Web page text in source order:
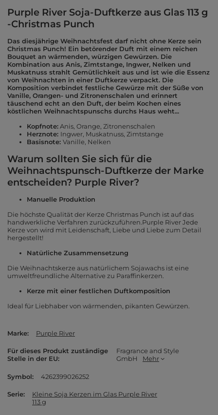
Purple River Soja-Duftkerze aus Glas 113 g
-Christmas Punch
Das diesjährige Weihnachtsfest darf nicht ohne Kerze sein
Christmas Punch! Ein betörender Duft mit einem reichen
Bouquet an wärmenden, würzigen Gewürzen. Die
Kombination aus Anis, Zimtstange, Ingwer, Nelken und
Muskatnuss strahlt Gemütlichkeit aus und ist wie die Essenz
von Weihnachten in einer Duftkerze verpackt. Die
Komposition verbindet festliche Gewürze mit der Süße von
Vanille, Orangen- und Zitronenschalen und erinnert
täuschend echt an den Duft, der beim Kochen eines
köstlichen Weihnachtspunschs durchs Haus weht...
Kopfnote:Anis, Orange, Zitronenschalen
Herznote: Ingwer, Muskatnuss, Zimtstange
Basisnote: Vanille, Nelken
Warum sollten Sie sich für die
Weihnachtspunsch-Duftkerze der Marke
entscheiden? Purple River?
Manuelle Produktion
Die höchste Qualität der Kerze Christmas Punch ist auf das
handwerkliche Verfahren zurückzuführen.Purple River Jede
Kerze von wird mit Leidenschaft, Liebe und Liebe zum Detail
hergestellt!
Natürliche Zusammensetzung
Die Weihnachtskerze aus natürlichem Sojawachs ist eine
umweltfreundliche Alternative zu Paraffinkerzen.
Kerze mit einer festlichen Duftkomposition
Ideal für Liebhaber von wärmenden, pikanten Gewürzen.
Marke Purple River
Für dieses Produkt zuständige
Stelle in der EU
Fragrance and Style
GmbH
Mehr
Symbol 4262399026252
Serie
Kleine Soja Kerzen im Glas Purple River
113 g